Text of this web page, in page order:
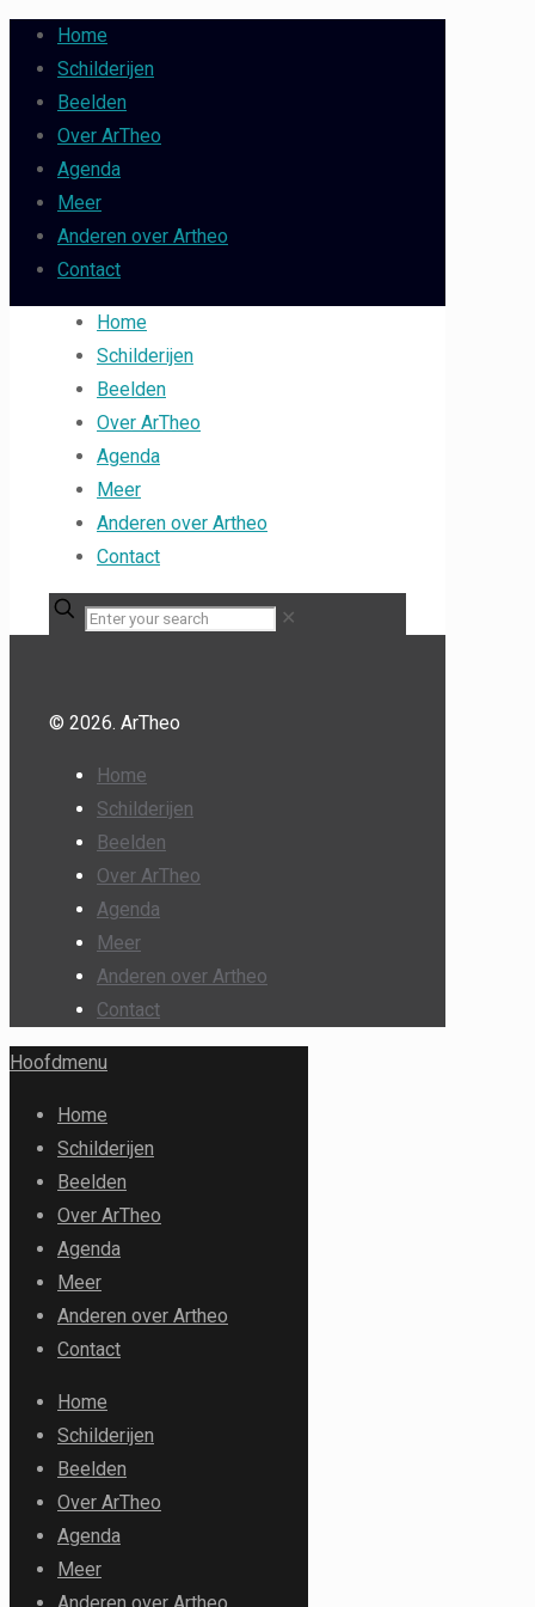
Home
Schilderijen
Beelden
Over ArTheo
Agenda
Meer
Anderen over Artheo
Contact
Home
Schilderijen
Beelden
Over ArTheo
Agenda
Meer
Anderen over Artheo
Contact
✕
© 2026. ArTheo
Home
Schilderijen
Beelden
Over ArTheo
Agenda
Meer
Anderen over Artheo
Contact
Hoofdmenu
Home
Schilderijen
Beelden
Over ArTheo
Agenda
Meer
Anderen over Artheo
Contact
Home
Schilderijen
Beelden
Over ArTheo
Agenda
Meer